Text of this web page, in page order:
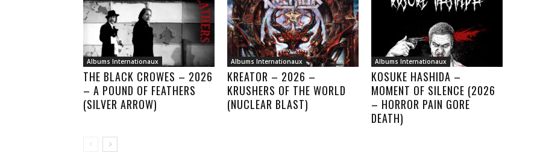
Albums Internationaux
THE BLACK CROWES – 2026
– A POUND OF FEATHERS
(SILVER ARROW)
Albums Internationaux
KREATOR – 2026 –
KRUSHERS OF THE WORLD
(NUCLEAR BLAST)
Albums Internationaux
KOSUKE HASHIDA –
MOMENT OF SILENCE (2026
– HORROR PAIN GORE
DEATH)